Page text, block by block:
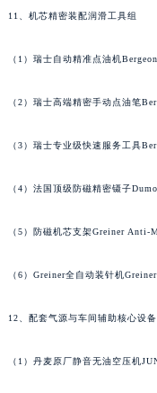
11、机芯精密装配润滑工具组
（1）瑞士自动精准点油机
（2）瑞士高端精密手动点油笔
（3）瑞士专业级快速服务工具
（4）法国顶级防磁精密镊子
（5）防磁机芯支架Greiner Anti-
（6）Greiner全自动装针机
12、配套气源与车间辅助核心设备
（1）丹麦原厂静音无油空压机